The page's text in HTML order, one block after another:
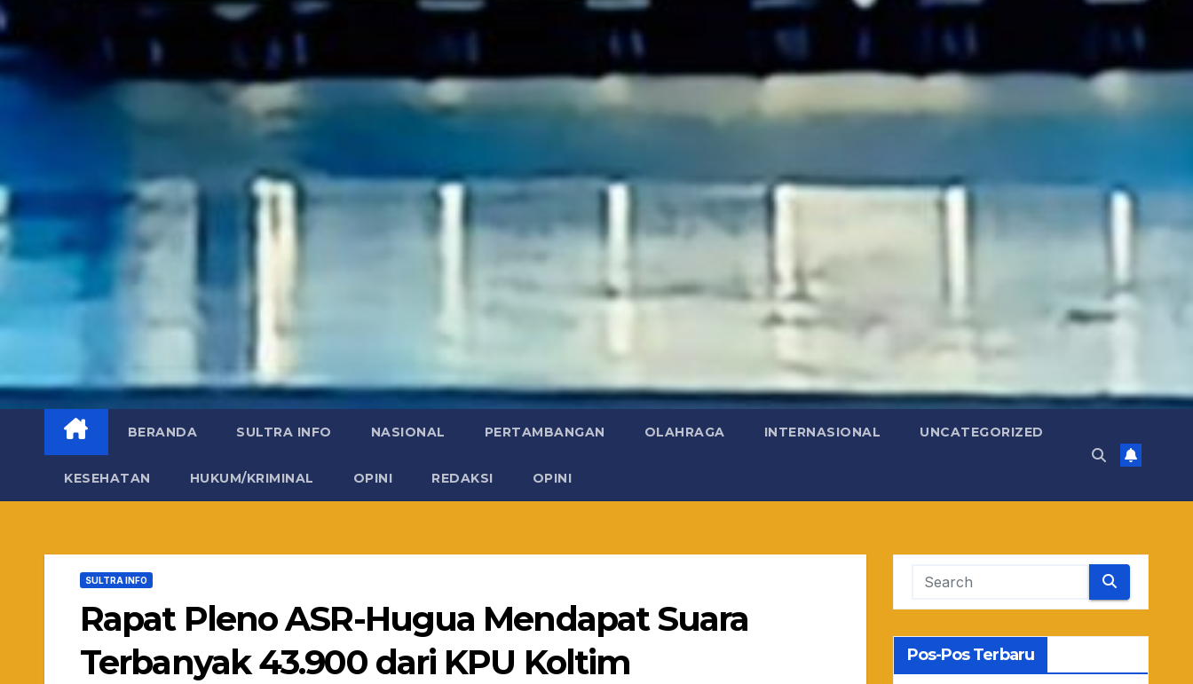
BERANDA SULTRA INFO NASIONAL PERTAMBANGAN OLAHRAGA INTERNASIONAL UNCATEGORIZED
KESEHATAN HUKUM/KRIMINAL OPINI REDAKSI OPINI
SULTRA INFO
Rapat Pleno ASR-Hugua Mendapat Suara
Terbanyak 43.900 dari KPU Koltim
Pos-Pos Terbaru